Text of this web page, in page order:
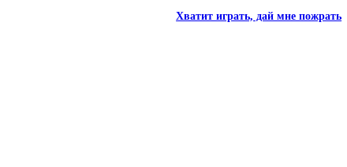
Хватит играть, дай мне пожрать